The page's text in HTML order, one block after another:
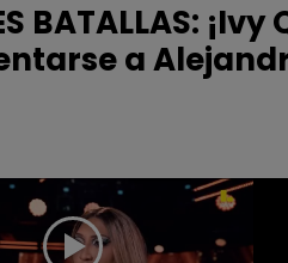
BATALLAS: ¡Ivy
a